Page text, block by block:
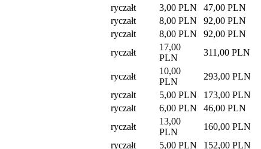
ryczałt 3,00 PLN
47,00 PLN
ryczałt 8,00 PLN
92,00 PLN
ryczałt 8,00 PLN
92,00 PLN
ryczałt
17,00
PLN
311,00 PLN
ryczałt
10,00
PLN
293,00 PLN
ryczałt 5,00 PLN
173,00 PLN
ryczałt 6,00 PLN
46,00 PLN
ryczałt
13,00
PLN
160,00 PLN
ryczałt 5,00 PLN
152,00 PLN